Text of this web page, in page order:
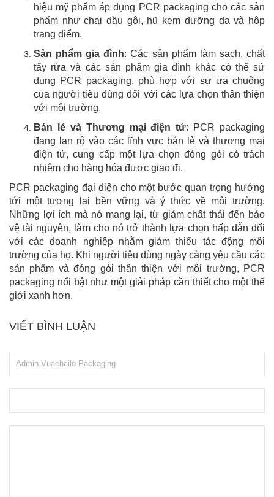
hiệu mỹ phẩm áp dụng PCR packaging cho các sản
phẩm như chai dầu gội, hũ kem dưỡng da và hộp
trang điểm.
Sản phẩm gia đình: Các sản phẩm làm sạch, chất
tẩy rửa và các sản phẩm gia đình khác có thể sử
dụng PCR packaging, phù hợp với sự ưa chuộng
của người tiêu dùng đối với các lựa chọn thân thiện
với môi trường.
Bán lẻ và Thương mại điện tử: PCR packaging
đang lan rộ vào các lĩnh vực bán lẻ và thương mại
điện tử, cung cấp một lựa chọn đóng gói có trách
nhiệm cho hàng hóa được giao đi.
PCR packaging đại diện cho một bước quan trọng hướng
tới một tương lai bền vững và ý thức về môi trường.
Những lợi ích mà nó mang lại, từ giảm chất thải đến bảo
vệ tài nguyên, làm cho nó trở thành lựa chọn hấp dẫn đối
với các doanh nghiệp nhằm giảm thiểu tác động môi
trường của họ. Khi người tiêu dùng ngày càng yêu cầu các
sản phẩm và đóng gói thân thiện với môi trường, PCR
packaging nổi bật như một giải pháp cần thiết cho một thế
giới xanh hơn.
VIẾT BÌNH LUẬN